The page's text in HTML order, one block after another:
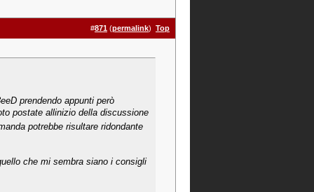
#871 (permalink) Top
prendendo appunti però
postate allinizio della discussione
potrebbe risultare ridondante
che mi sembra siano i consigli